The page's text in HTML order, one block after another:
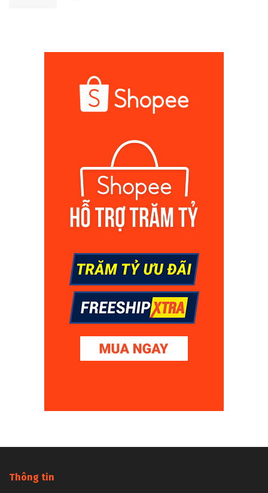
Thông tin